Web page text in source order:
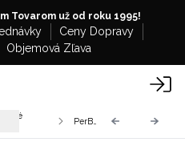
Tovarom už od roku 1995!
Ceny Dopravy
Objemová Zľava
PerB-06